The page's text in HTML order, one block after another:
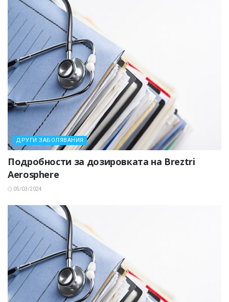
ДРУГИ ЗАБОЛЯВАНИЯ
Подробности за дозировката на Breztri
Aerosphere
05/03/2024